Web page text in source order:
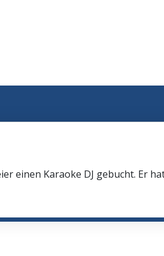
einen Karaoke DJ gebucht. Er